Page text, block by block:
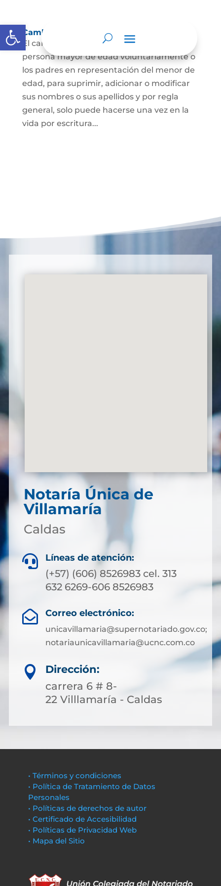
Abrir barra de herramientas
Cambio Nombre
El cambio de nombre lo podrá hacer la
persona mayor de edad voluntariamente o
los padres en representación del menor de
edad, para suprimir, adicionar o modificar
sus nombres o sus apellidos y por regla
general, solo puede hacerse una vez en la
vida por escritura...
Notaría Única de
Villamaría
Caldas
 Líneas de atención:
(+57) (606) 8526983 cel. 313
632 6269-606 8526983
 Correo electrónico:
unicavillamaria@supernotariado.gov.co;
notariaunicavillamaria@ucnc.com.co

Dirección:
carrera 6 # 8-
22 Villlamaría - Caldas
• Términos y condiciones
• Política de Tratamiento de Datos
Personales
• Políticas de derechos de autor
• Certificado de Accesibilidad
• Políticas de Privacidad Web
• Mapa del Sitio